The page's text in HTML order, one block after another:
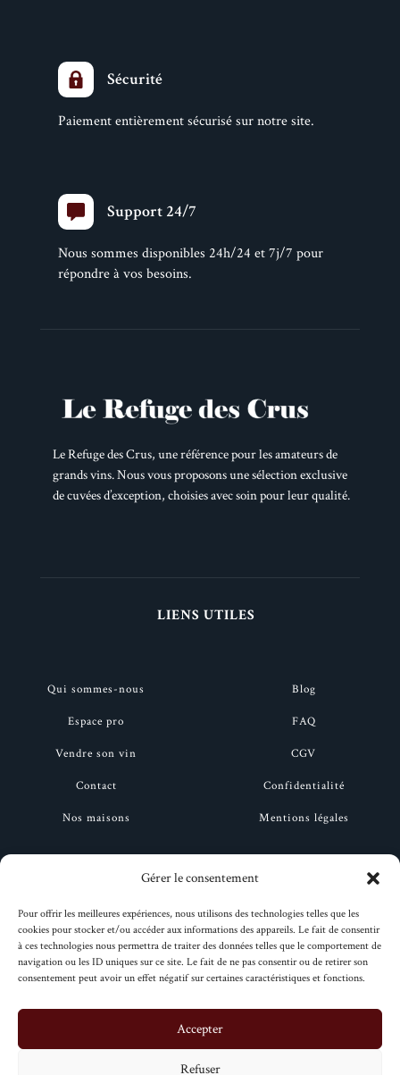
Gérer le consentement
Pour offrir les meilleures expériences, nous utilisons des technologies telles que les
cookies pour stocker et/ou accéder aux informations des appareils. Le fait de consentir
à ces technologies nous permettra de traiter des données telles que le comportement de
navigation ou les ID uniques sur ce site. Le fait de ne pas consentir ou de retirer son
consentement peut avoir un effet négatif sur certaines caractéristiques et fonctions.
Accepter
Refuser
Sécurité
Paiement entièrement sécurisé sur notre site.
Support 24/7
Nous sommes disponibles 24h/24 et 7j/7 pour
répondre à vos besoins.
Le Refuge des Crus, une référence pour les amateurs de
grands vins. Nous vous proposons une sélection exclusive
de cuvées d’exception, choisies avec soin pour leur qualité.
LIENS UTILES
Qui sommes-nous
Espace pro
Vendre son vin
Contact
Nos maisons
Blog
FAQ
CGV
Confidentialité
Mentions légales
Deutz
Taittinger
Moët et Chandon
Perrier-Jouët